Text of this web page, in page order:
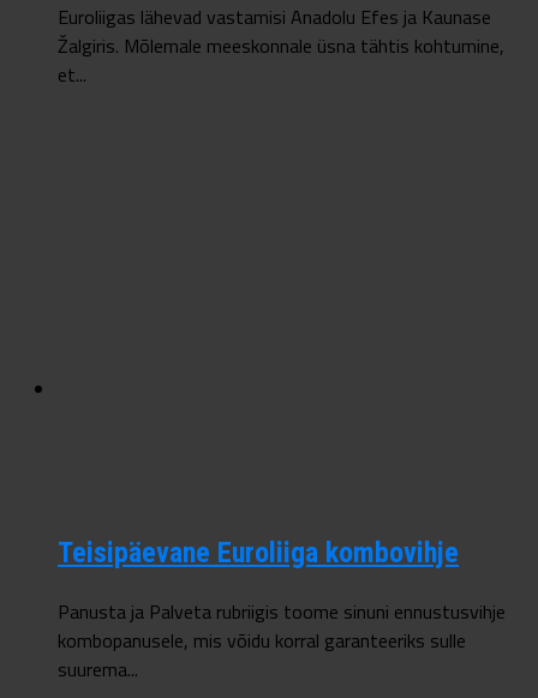
Euroliigas lähevad vastamisi Anadolu Efes ja Kaunase
Žalgiris. Mõlemale meeskonnale üsna tähtis kohtumine,
et...
Teisipäevane Euroliiga kombovihje
Panusta ja Palveta rubriigis toome sinuni ennustusvihje
kombopanusele, mis võidu korral garanteeriks sulle
suurema...